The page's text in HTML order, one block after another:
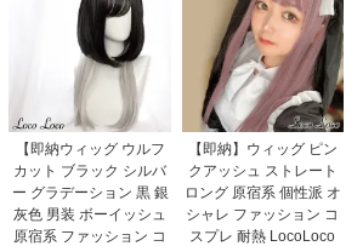
【即納ウィッグ ウルフ
カット ブラック シルバ
ー グラデーション 黒 銀
灰色 男装 ボーイッシュ
原宿系 ファッション コ
【即納】ウィッグ ピン
クアッシュ ストレート
ロング 原宿系 個性派 オ
シャレ ファッション コ
スプレ 耐熱 LocoLoco